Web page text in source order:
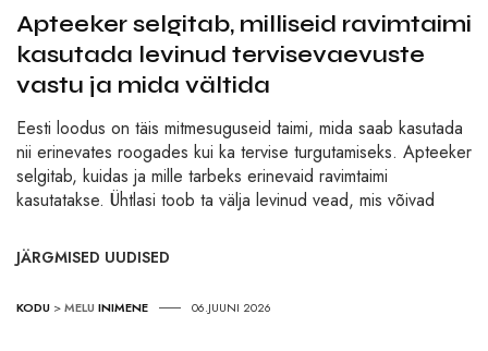
Apteeker selgitab, milliseid ravimtaimi
kasutada levinud tervisevaevuste
vastu ja mida vältida
Eesti loodus on täis mitmesuguseid taimi, mida saab kasutada
nii erinevates roogades kui ka tervise turgutamiseks. Apteeker
selgitab, kuidas ja mille tarbeks erinevaid ravimtaimi
kasutatakse. Ühtlasi toob ta välja levinud vead, mis võivad
JÄRGMISED UUDISED
KODU >MELU INIMENE 06.JUUNI 2026